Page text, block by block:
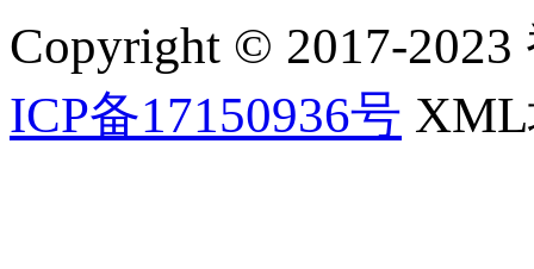
Copyright © 2017-2023
ICP备17150936号